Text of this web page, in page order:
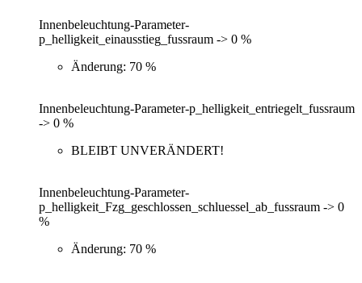
Innenbeleuchtung-Parameter-
p_helligkeit_einausstieg_fussraum -> 0 %
Änderung: 70 %
Innenbeleuchtung-Parameter-p_helligkeit_entriegelt_fussraum
-> 0 %
BLEIBT UNVERÄNDERT!
Innenbeleuchtung-Parameter-
p_helligkeit_Fzg_geschlossen_schluessel_ab_fussraum -> 0
%
Änderung: 70 %